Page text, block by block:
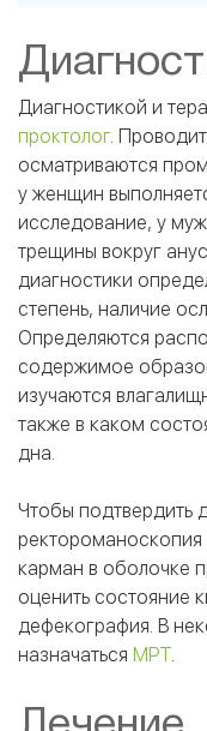
Диагностикой и
проктолог.
осматриваются
у женщин
исследование, у
трещины вокруг
диагностики
степень, наличие
Определяются
содержимое
изучаются
также в каком
дна.
Чтобы подтвердить
ректороманоскопия
карман в оболочке
оценить состояние
дефекография. В
назначаться МРТ.